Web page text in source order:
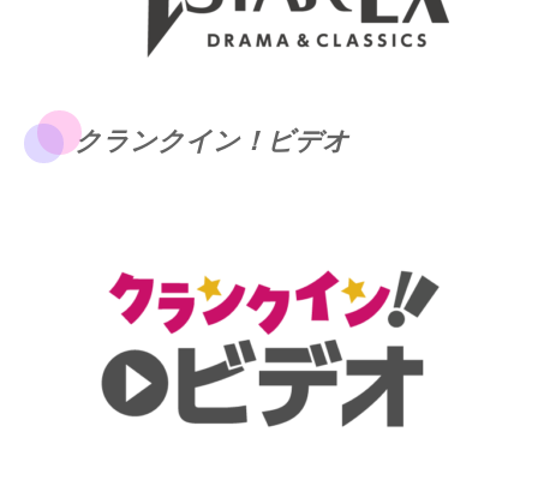
クランクイン！ビデオ